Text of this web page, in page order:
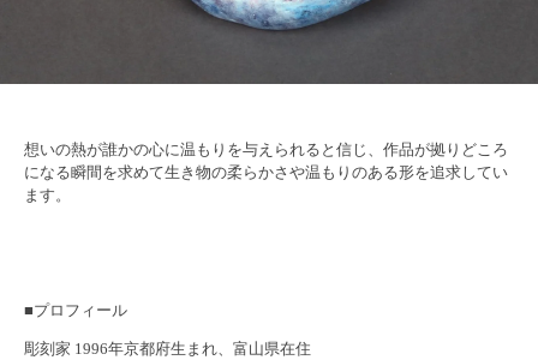
想いの熱が誰かの心に温もりを与えられると信じ、作品が拠りどころ
になる瞬間を求めて生き物の柔らかさや温もりのある形を追求してい
ます。
■プロフィール
彫刻家 1996年京都府生まれ、富山県在住